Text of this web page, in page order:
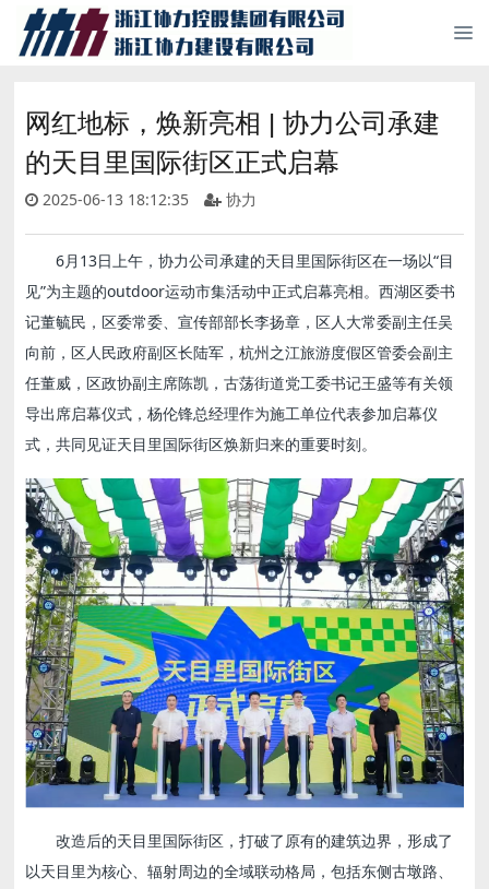
网红地标，焕新亮相 | 协力公司承建
的天目里国际街区正式启幕
2025-06-13 18:12:35 协力
6月13日上午，协力公司承建的天目里国际街区在一场以“目
见”为主题的outdoor运动市集活动中正式启幕亮相。西湖区委书
记董毓民，区委常委、宣传部部长李扬章，区人大常委副主任吴
向前，区人民政府副区长陆军，杭州之江旅游度假区管委会副主
任董威，区政协副主席陈凯，古荡街道党工委书记王盛等有关领
导出席启幕仪式，杨伦锋总经理作为施工单位代表参加启幕仪
式，共同见证天目里国际街区焕新归来的重要时刻。
改造后的天目里国际街区，打破了原有的建筑边界，形成了
以天目里为核心、辐射周边的全域联动格局，包括东侧古墩路、